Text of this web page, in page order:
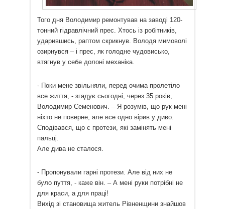
Того дня Володимир ремонтував на заводі 120-
тонний гідравлічний прес. Хтось із робітників,
ударившись, раптом скрикнув. Володя мимоволі
озирнувся – і прес, як голодне чудовисько,
втягнув у себе долоні механіка.
- Поки мене звільняли, перед очима пролетіло
все життя, - згадує сьогодні, через 35 років,
Володимир Семенович. – Я розумів, що рук мені
ніхто не поверне, але все одно вірив у диво.
Сподівався, що є протези, які замінять мені
пальці.
Але дива не сталося.
- Пропонували гарні протези. Але від них не
було пуття, - каже він. – А мені руки потрібні не
для краси, а для праці!
Вихід зі становища житель Рівненщини знайшов